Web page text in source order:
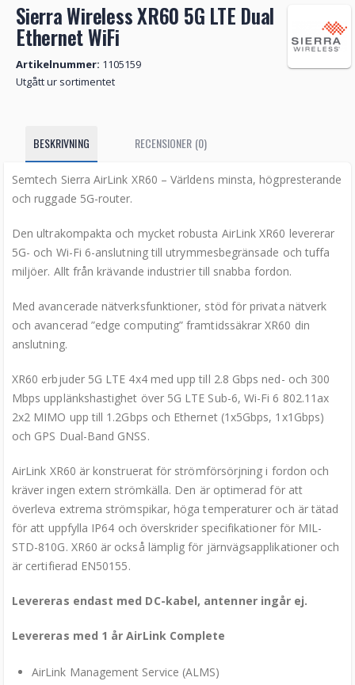
Sierra Wireless XR60 5G LTE Dual
Ethernet WiFi
Artikelnummer: 1105159
Utgått ur sortimentet
BESKRIVNING RECENSIONER (0)
Semtech Sierra AirLink XR60 – Världens minsta, högpresterande
och ruggade 5G-router.
Den ultrakompakta och mycket robusta AirLink XR60 levererar
5G- och Wi-Fi 6-anslutning till utrymmesbegränsade och tuffa
miljöer. Allt från krävande industrier till snabba fordon.
Med avancerade nätverksfunktioner, stöd för privata nätverk
och avancerad ”edge computing” framtidssäkrar XR60 din
anslutning.
XR60 erbjuder 5G LTE 4x4 med upp till 2.8 Gbps ned- och 300
Mbps upplänkshastighet över 5G LTE Sub-6, Wi-Fi 6 802.11ax
2x2 MIMO upp till 1.2Gbps och Ethernet (1x5Gbps, 1x1Gbps)
och GPS Dual-Band GNSS.
AirLink XR60 är konstruerat för strömförsörjning i fordon och
kräver ingen extern strömkälla. Den är optimerad för att
överleva extrema strömspikar, höga temperaturer och är tätad
för att uppfylla IP64 och överskrider specifikationer för MIL-
STD-810G. XR60 är också lämplig för järnvägsapplikationer och
är certifierad EN50155.
Levereras endast med DC-kabel, antenner ingår ej.
Levereras med 1 år AirLink Complete
AirLink Management Service (ALMS)